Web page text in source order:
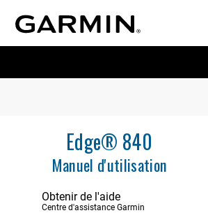
Edge® 840
Manuel d'utilisation
Obtenir de l'aide
Centre d'assistance Garmin
Entraînement
Navigation